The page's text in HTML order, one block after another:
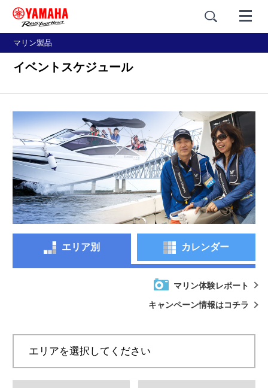
マリン製品
イベントスケジュール
エリア別 カレンダー
マリン体験レポート
キャンペーン情報はコチラ
エリアを選択してください